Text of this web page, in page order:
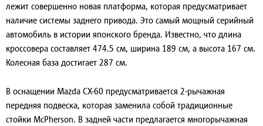
лежит совершенно новая платформа, которая предусматривает
наличие системы заднего привода. Это самый мощный серийный
автомобиль в истории японского бренда. Известно, что длина
кроссовера составляет 474.5 см, ширина 189 см, а высота 167 см.
Колесная база достигает 287 см.
В оснащении Mazda CX-60 предусматривается 2-рычажная
передняя подвеска, которая заменила собой традиционные
стойки McPherson. В задней части предлагается многорычажная